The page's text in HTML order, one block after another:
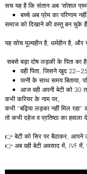
सच यह है कि संतान अब ‘सोशल
बच्चे अब प्रेम का परिणाम
समाज को दिखाने की वस्तु बन चुके
यह सोच मूल्यहीन है, धर्महीन है, और
सबसे बड़ा दोष लड़की के पिता का
वही पिता, जिसने खुद
पत्नी के साथ समय बिताया,
आज वही अपनी बेटी को 30
कभी करियर के नाम पर,
कभी “बढ़िया लड़का नहीं मिल
तो कभी दहेज व प्रतिष्ठा का हवाला
👉 बेटी को सिर पर बैठाकर, आपने
👉 अब वही बेटी अवसाद में, IVF में,